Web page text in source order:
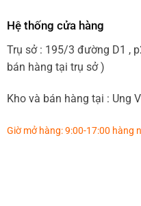
Hệ thống cửa hàng
Trụ sở : 195/3 đường D1 ,
bán hàng tại trụ sở )
Kho và bán hàng tại : Ung
Giờ mở hàng: 9:00-17:00 hàng